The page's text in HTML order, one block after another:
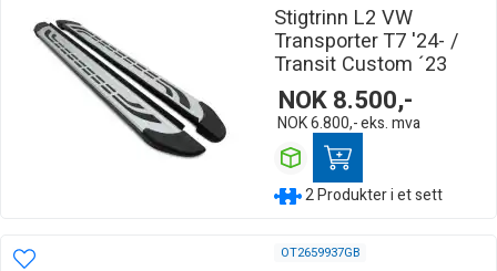
Stigtrinn L2 VW
Transporter T7 '24- /
Transit Custom ´23
NOK8.500,-
NOK6.800,-eks. mva
2 Produkter i et sett
OT2659937GB